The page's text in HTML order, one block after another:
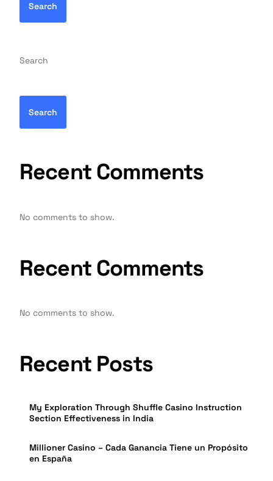
Search
Search
Search
Recent Comments
No comments to show.
Recent Comments
No comments to show.
Recent Posts
My Exploration Through Shuffle Casino Instruction
Section Effectiveness in India
Millioner Casino – Cada Ganancia Tiene un Propósito
en España